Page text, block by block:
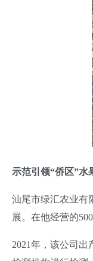
示范引领“侨区”水
汕尾市绿汇农业有
展。在他经营的
2021年，该公司